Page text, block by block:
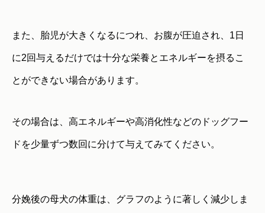
また、胎児が大きくなるにつれ、お腹が圧迫され、1日
に2回与えるだけでは十分な栄養とエネルギーを摂るこ
とができない場合があります。
その場合は、高エネルギーや高消化性などのドッグフー
ドを少量ずつ数回に分けて与えてみてください。
分娩後の母犬の体重は、グラフのように著しく減少しま